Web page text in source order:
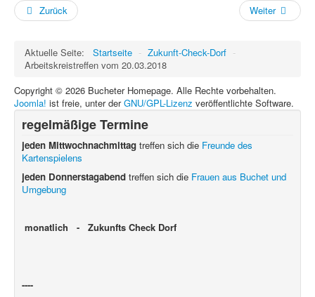
Zurück Weiter
Aktuelle Seite: Startseite - Zukunft-Check-Dorf -
Arbeitskreistreffen vom 20.03.2018
Copyright © 2026 Bucheter Homepage. Alle Rechte vorbehalten.
Joomla! ist freie, unter derGNU/GPL-Lizenz veröffentlichte Software.
regelmäßige Termine
jeden Mittwochnachmittag treffen sich die Freunde des
Kartenspielens
jeden Donnerstagabend treffen sich die Frauen aus Buchet und
Umgebung
monatlich - Zukunfts Check Dorf
----